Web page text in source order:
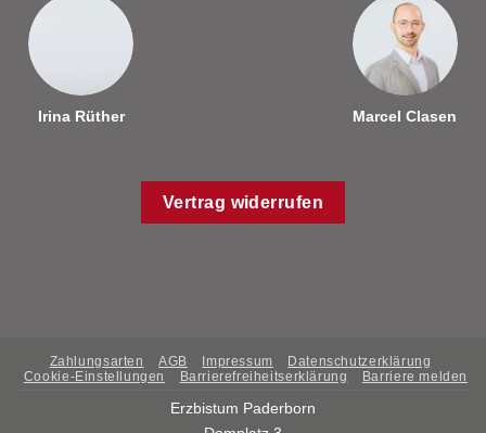
Irina Rüther Marcel Clasen
Vertrag widerrufen
Zahlungsarten AGB Impressum
Datenschutzerklärung
Cookie-Einstellungen
Barrierefreiheitserklärung Barriere melden
Erzbistum Paderborn